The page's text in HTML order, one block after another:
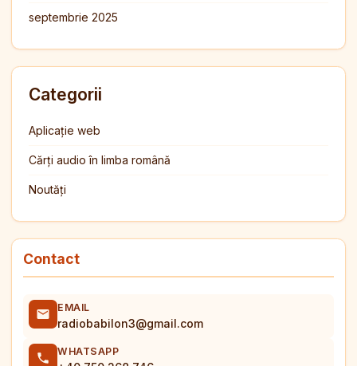
septembrie 2025
Categorii
Aplicație web
Cărți audio în limba română
Noutăți
Contact
EMAIL
radiobabilon3@gmail.com
WHATSAPP